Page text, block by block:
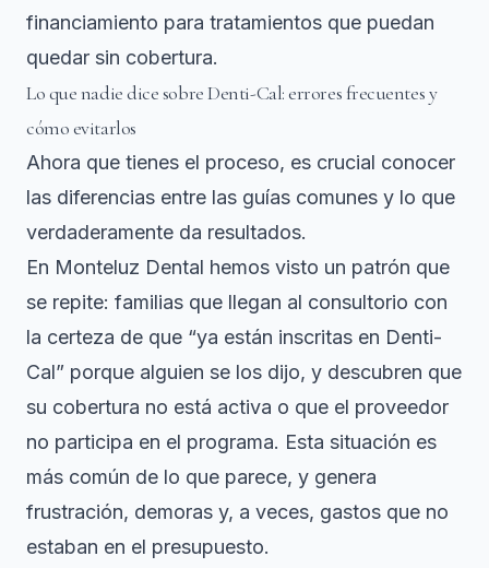
financiamiento para tratamientos que puedan
quedar sin cobertura.
Lo que nadie dice sobre Denti-Cal: errores frecuentes y
cómo evitarlos
Ahora que tienes el proceso, es crucial conocer
las diferencias entre las guías comunes y lo que
verdaderamente da resultados.
En Monteluz Dental hemos visto un patrón que
se repite: familias que llegan al consultorio con
la certeza de que “ya están inscritas en Denti-
Cal” porque alguien se los dijo, y descubren que
su cobertura no está activa o que el proveedor
no participa en el programa. Esta situación es
más común de lo que parece, y genera
frustración, demoras y, a veces, gastos que no
estaban en el presupuesto.